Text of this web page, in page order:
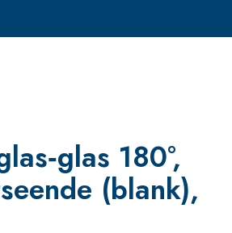
180°,
(blank),